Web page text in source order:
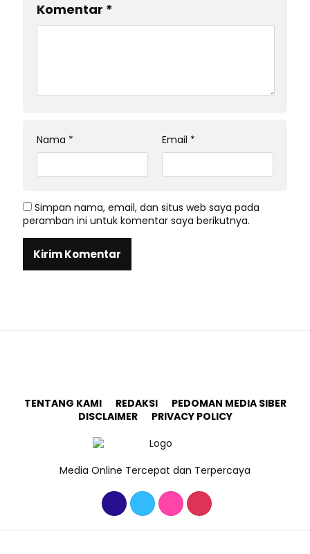
Komentar *
Nama * Email *
Simpan nama, email, dan situs web saya pada
peramban ini untuk komentar saya berikutnya.
TENTANG KAMI REDAKSI
PEDOMAN MEDIA SIBER
DISCLAIMER
PRIVACY POLICY
Media Online Tercepat dan Terpercaya